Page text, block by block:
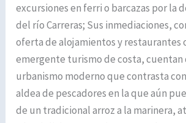
excursiones en ferri o barcazas por la
del río Carreras; Sus inmediaciones,
oferta de alojamientos y restaurantes
emergente turismo de costa, cuentan
urbanismo moderno que contrasta
aldea de pescadores en la que aún
de un tradicional arroz a la marinera,